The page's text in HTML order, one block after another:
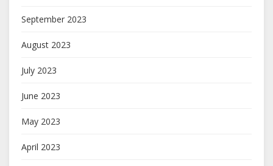
September 2023
August 2023
July 2023
June 2023
May 2023
April 2023